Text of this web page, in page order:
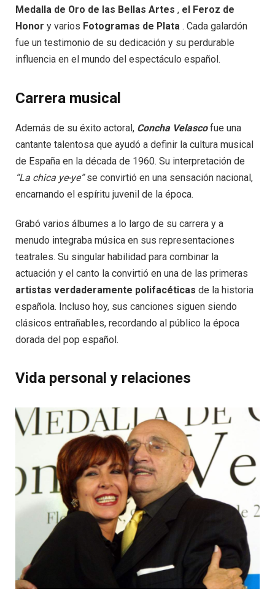
Medalla de Oro de las Bellas Artes , el Feroz de
Honor y varios Fotogramas de Plata . Cada galardón
fue un testimonio de su dedicación y su perdurable
influencia en el mundo del espectáculo español.
Carrera musical
Además de su éxito actoral, Concha Velascofue una
cantante talentosa que ayudó a definir la cultura musical
de España en la década de 1960. Su interpretación de
“La chica ye-ye”se convirtió en una sensación nacional,
encarnando el espíritu juvenil de la época.
Grabó varios álbumes a lo largo de su carrera y a
menudo integraba música en sus representaciones
teatrales. Su singular habilidad para combinar la
actuación y el canto la convirtió en una de las primeras
artistas verdaderamente polifacéticas de la historia
española. Incluso hoy, sus canciones siguen siendo
clásicos entrañables, recordando al público la época
dorada del pop español.
Vida personal y relaciones